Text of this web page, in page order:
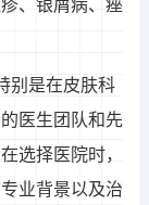
、银屑病、痤
别是在皮肤科
医生团队和先
选择医院时，
业背景以及治